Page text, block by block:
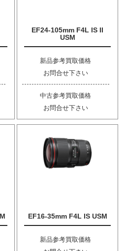
EF24-105mm F4L IS II
USM
新品参考買取価格
お問合せ下さい
中古参考買取価格
お問合せ下さい
EF16-35mm F4L IS USM
新品参考買取価格